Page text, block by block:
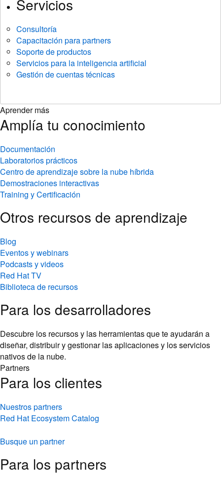
Servicios
Consultoría
Capacitación para partners
Soporte de productos
Servicios para la inteligencia artificial
Gestión de cuentas técnicas
Aprender más
Amplía tu conocimiento
Documentación
Laboratorios prácticos
Centro de aprendizaje sobre la nube híbrida
Demostraciones interactivas
Training y Certificación
Otros recursos de aprendizaje
Blog
Eventos y webinars
Podcasts y videos
Red Hat TV
Biblioteca de recursos
Para los desarrolladores
Descubre los recursos y las herramientas que te ayudarán a
diseñar, distribuir y gestionar las aplicaciones y los servicios
nativos de la nube.
Partners
Para los clientes
Nuestros partners
Red Hat Ecosystem Catalog
Busque un partner
Para los partners